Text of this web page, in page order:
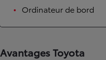
Ordinateur de bord
Avantages Toyota